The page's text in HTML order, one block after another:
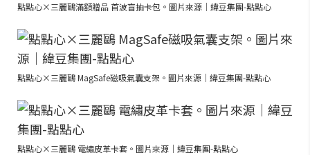
點點心×三麗鷗滿額贈品 首波盲抽卡包。圖片來源｜緯豆集團-點點心
點點心×三麗鷗 MagSafe磁吸氣囊支架。圖片來源｜緯豆集團-點點心
點點心×三麗鷗 電繡皮革卡套。圖片來源｜緯豆集團-點點心